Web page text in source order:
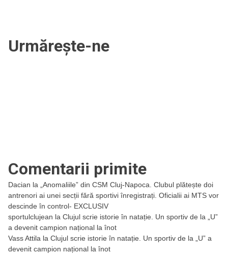
Urmărește-ne
Comentarii primite
Dacian la „Anomaliile” din CSM Cluj-Napoca. Clubul plătește doi
antrenori ai unei secții fără sportivi înregistrați. Oficialii ai MTS vor
descinde în control- EXCLUSIV
sportulclujean la Clujul scrie istorie în natație. Un sportiv de la „U”
a devenit campion național la înot
Vass Attila la Clujul scrie istorie în natație. Un sportiv de la „U” a
devenit campion național la înot